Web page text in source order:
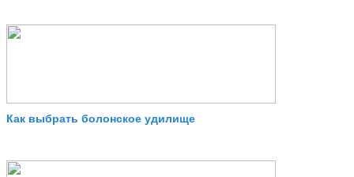
Как выбрать болонское удилище